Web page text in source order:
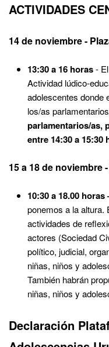
ACTIVIDADES
14 de noviembre-
13:30 a 16 horas-
Actividad lúdico-
adolescentes donde
los/as
parlamentarios/as,
entre 14:30 a 15:30
15 a 18 de noviembre
10:30 a 18.00 horas
ponemos a la altura.
actividades de
actores (Sociedad
político, judicial,
niñas, niños y
También habrán
niñas, niños y
Declaración